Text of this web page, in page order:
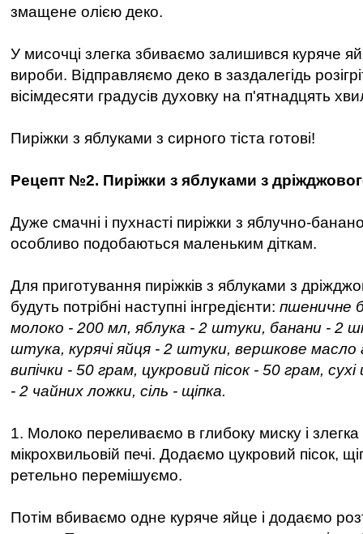
змащене олією деко.
У мисочці злегка збиваємо залишився куряче
вироби. Відправляємо деко в заздалегідь
вісімдесяти градусів духовку на п'ятнадцять
Пиріжки з яблуками з сирного тіста готові!
Рецепт №2. Пиріжки з яблуками з
Дуже смачні і пухнасті пиріжки з яблучно-
особливо подобаються маленьким діткам.
Для приготування пиріжків з яблуками з
будуть потрібні наступні інгредієнти: пшеничне
молоко - 200 мл, яблука - 2 штуки, банани - 2
штука, курячі яйця - 2 штуки, вершкове масло
випічки - 50 грам, цукровий пісок - 50 грам, сухі
- 2 чайних ложки, сіль - щіпка.
1. Молоко переливаємо в глибоку миску і злегка
мікрохвильовій печі. Додаємо цукровий пісок,
ретельно перемішуємо.
Потім вбиваємо одне куряче яйце і додаємо